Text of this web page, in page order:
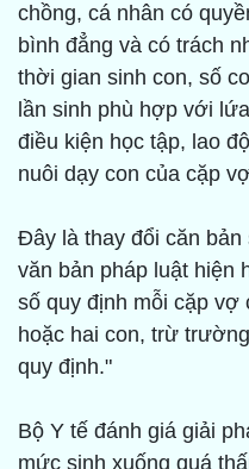
chồng, cá nhân có
bình đẳng và có trách
thời gian sinh con, số
lần sinh phù hợp với
điều kiện học tập, lao
nuôi dạy con của cặp
Đây là thay đổi căn
văn bản pháp luật hiện
số quy định mỗi cặp vợ
hoặc hai con, trừ
quy định."
Bộ Y tế đánh giá giải
mức sinh xuống quá